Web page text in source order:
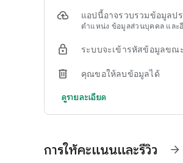
❤️ เชื่อมต่อกับคู่รักและครอบครัวขอ
สุขภาพสมอง 📖 เตรียมตัวสอบภาษ
Memrise ช่วยคุณเรียนภาษาสเปน เ
เลือกจากบทเรียนหลายร้อยบทเรีย
ฝึกฝนการฟังด้วยวิดีโอที่มีเจ้าของภ
⭐ ช่วยให้ผู้เรียนกว่า 80 ล้านคนพูดได้
Planet และอีกมากมาย
แอปนี้อาจรวบรวมข้อมูลปร
ตำแหน่ง ข้อมูลส่วนบุคคล และอี
ระบบจะเข้ารหัสข้อมูลขณ
คุณขอให้ลบข้อมูลได้
ดูรายละเอียด
การให้คะแนนและรีวิว arrow_forward